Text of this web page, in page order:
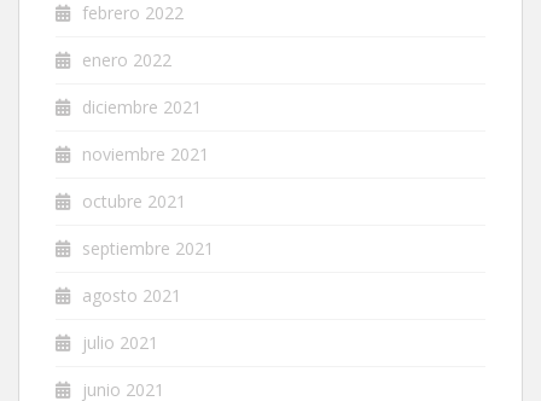
febrero 2022
enero 2022
diciembre 2021
noviembre 2021
octubre 2021
septiembre 2021
agosto 2021
julio 2021
junio 2021